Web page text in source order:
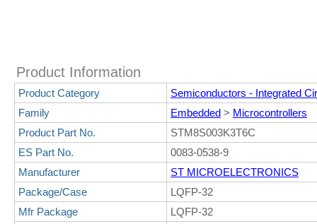
Product Information
Product Category
Semiconductors - Integrated
Family
Embedded > Microcontrollers
Product Part No.
STM8S003K3T6C
ES Part No.
0083-0538-9
Manufacturer
ST MICROELECTRONICS
Package/Case
LQFP-32
Mfr Package
LQFP-32